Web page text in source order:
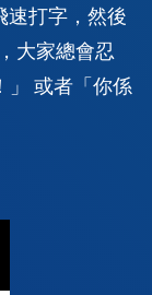
速打字，然後
大家總會忍
」 或者「你係